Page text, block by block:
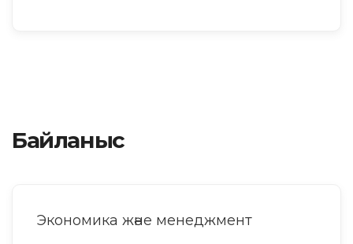
Байланыс
Экономика және менеджмент